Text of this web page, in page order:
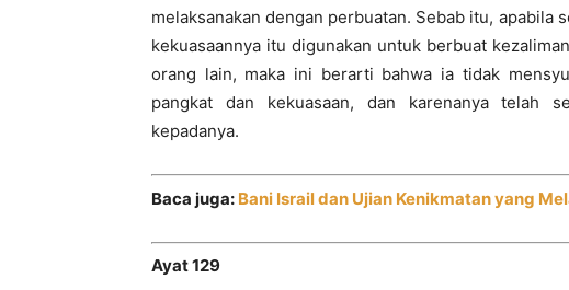
melaksanakan dengan perbuatan. Sebab itu, apabila
kekuasaannya itu digunakan untuk berbuat
orang lain, maka ini berarti bahwa ia tidak
pangkat dan kekuasaan, dan karenanya telah
kepadanya.
Baca juga: Bani Israil dan Ujian Kenikmatan yang
Ayat 129